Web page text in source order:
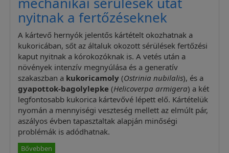
nyitnak a fertőzéseknek
A kártevő hernyók jelentős kártételt okozhatnak a
kukoricában, sőt az általuk okozott sérülések fertőzési
kaput nyitnak a kórokozóknak is. A vetés után a
növények intenzív megnyúlása és a generatív
szakaszban a kukoricamoly (Ostrinia nubilalis), és a
gyapottok-bagolylepke (Helicoverpa armigera) a két
legfontosabb kukorica kártevővé lépett elő. Kártételük
nyomán a mennyiségi veszteség mellett az elmúlt pár,
aszályos évben tapasztaltak alapján minőségi
problémák is adódhatnak.
Bővebben